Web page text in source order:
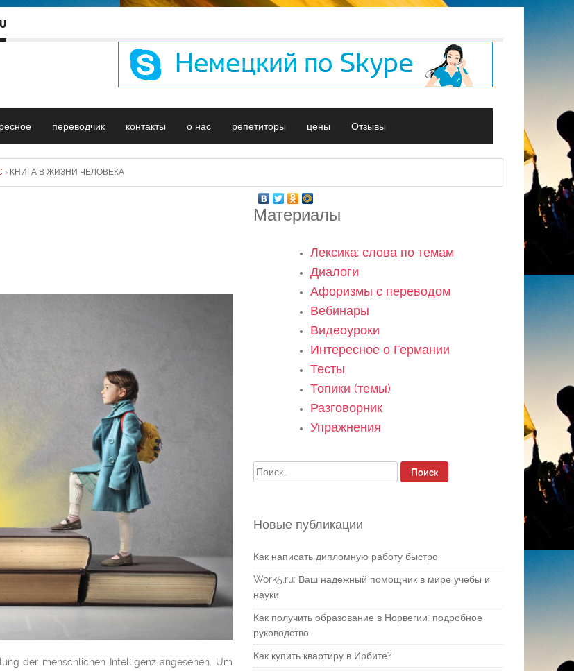
переводчик контакты о нас репетиторы цены Отзывы
› КНИГА В ЖИЗНИ ЧЕЛОВЕКА
der menschlichen Intelligenz angesehen. Um
Материалы
Лексика: слова по темам
Диалоги
Афоризмы с переводом
Вебинары
Видеоуроки
Интересное о Германии
Тесты
Топики (темы)
Разговорник
Упражнения
Найти:
Новые публикации
Как написать дипломную работу быстро
Work5.ru: Ваш надежный помощник в мире учебы и
науки
Как получить образование в Норвегии: подробное
руководство
Как купить квартиру в Ирбите?